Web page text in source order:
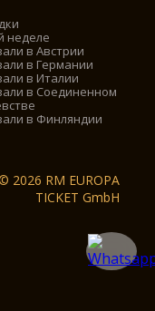
неделе
в Австрии
в Германии
в Италии
в Соединенном
в Финляндии
2026 RM EUROPA
TICKET GmbH